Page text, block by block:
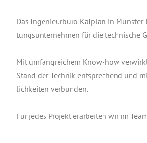
Das Inge­nieur­bü­ro KaT­plan in
tungs­un­ter­neh­men für die tech­ni­sche
Mit umfang­rei­chem Know-how
Stand der Tech­nik ent­spre­chend und
lich­kei­ten ver­bun­den.
Für jedes Pro­jekt erar­bei­ten wir im